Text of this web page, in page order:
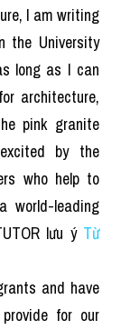
I am writing
the University
long as I can
architecture,
pink granite
by the
who help to
world-leading
lưu ý Từ
and have
for our